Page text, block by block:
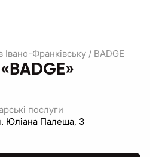
Франківську / BADGE
послуги
Юліана Палеша, 3